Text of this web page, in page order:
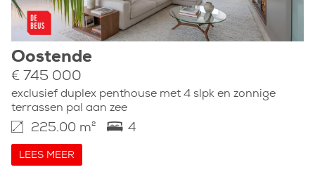
Oostende
€ 745 000
exclusief duplex penthouse met 4 slpk en zonnige
terrassen pal aan zee
225.00 m² 4
LEES MEER